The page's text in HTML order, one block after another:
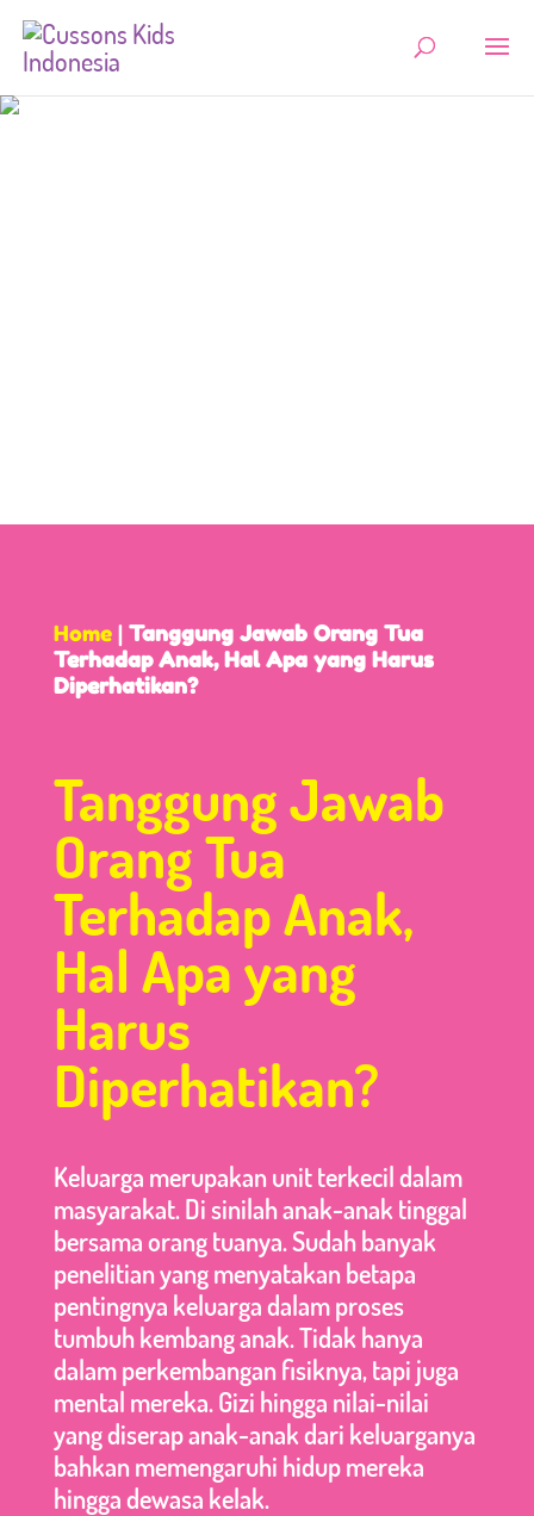
Home| Tanggung Jawab Orang Tua
Terhadap Anak, Hal Apa yang Harus
Diperhatikan?
Tanggung Jawab
Orang Tua
Terhadap Anak,
Hal Apa yang
Harus
Diperhatikan?
Keluarga merupakan unit terkecil dalam
masyarakat. Di sinilah anak-anak tinggal
bersama orang tuanya. Sudah banyak
penelitian yang menyatakan betapa
pentingnya keluarga dalam proses
tumbuh kembang anak. Tidak hanya
dalam perkembangan fisiknya, tapi juga
mental mereka. Gizi hingga nilai-nilai
yang diserap anak-anak dari keluarganya
bahkan memengaruhi hidup mereka
hingga dewasa kelak.